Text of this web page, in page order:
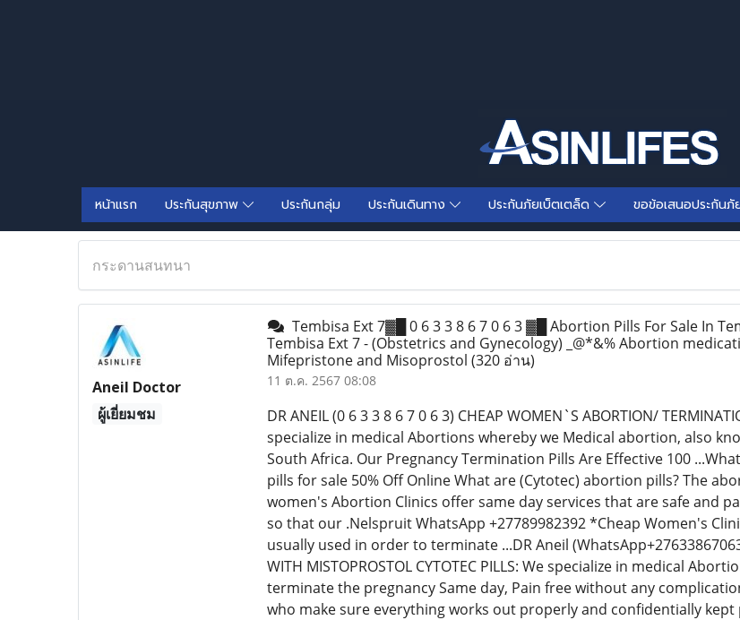
หน้าแรก ประกันสุขภาพ ประกันกลุ่ม ประกันเดินทาง ประกันภัยเบ็ตเตล็ด ขอข้อเสนอประกันภั
กระดานสนทนา
Aneil Doctor
ผู้เยี่ยมชม
Tembisa Ext 7▓█ 0 6 3 3 8 6 7 0 6 3 ▓█ Abortion Pills For Sale In
Tembisa Ext 7 - (Obstetrics and Gynecology) _@*&% Abortion
Mifepristone and Misoprostol (320 อ่าน)
11 ต.ค. 2567 08:08
DR ANEIL (0 6 3 3 8 6 7 0 6 3) CHEAP WOMEN`S ABORTION/
specialize in medical Abortions whereby we Medical abortion, also
South Africa. Our Pregnancy Termination Pills Are Effective 100
pills for sale 50% Off Online What are (Cytotec) abortion pills? The
women's Abortion Clinics offer same day services that are safe and
so that our .Nelspruit WhatsApp +27789982392 *Cheap Women's
usually used in order to terminate ...DR Aneil
WITH MISTOPROSTOL CYTOTEC PILLS: We specialize in medical
terminate the pregnancy Same day, Pain free without any
who make sure everything works out properly and confidentially